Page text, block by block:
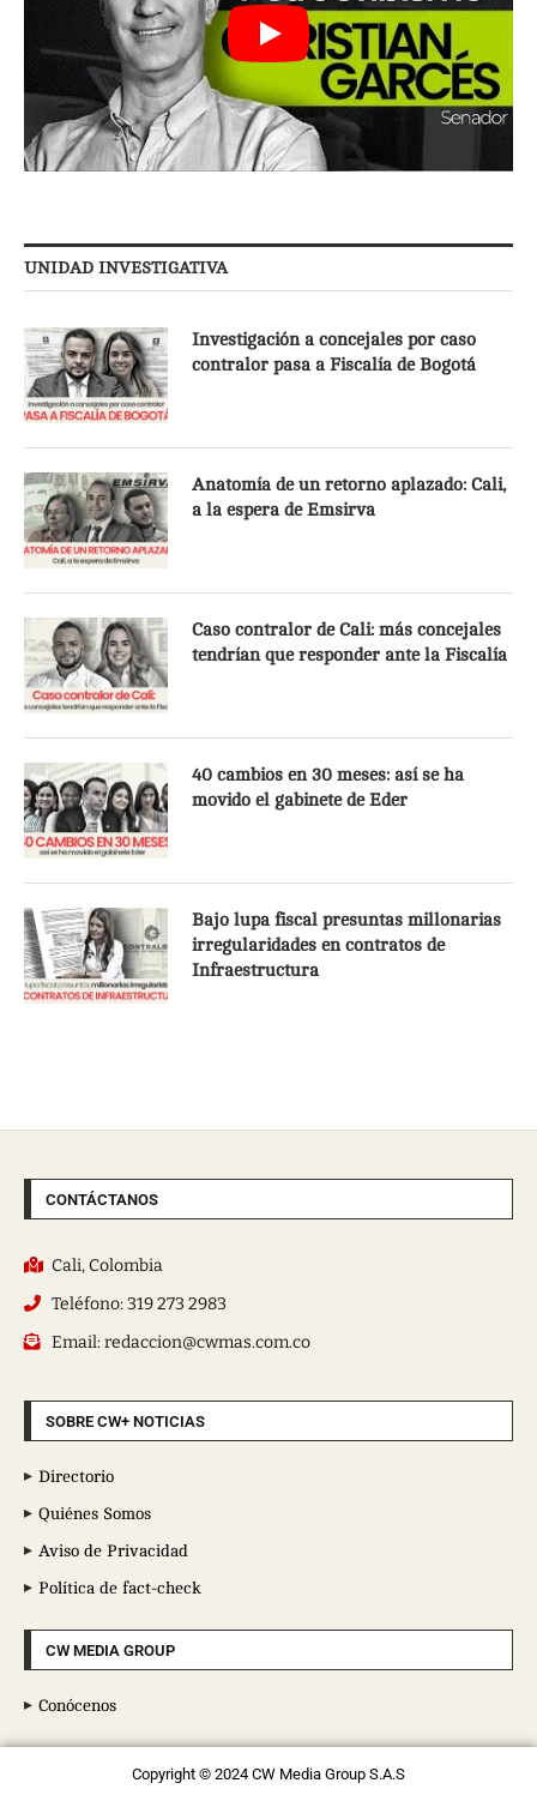
UNIDAD INVESTIGATIVA
Investigación a concejales por caso
contralor pasa a Fiscalía de Bogotá
Anatomía de un retorno aplazado: Cali,
a la espera de Emsirva
Caso contralor de Cali: más concejales
tendrían que responder ante la Fiscalía
40 cambios en 30 meses: así se ha
movido el gabinete de Eder
Bajo lupa fiscal presuntas millonarias
irregularidades en contratos de
Infraestructura
CONTÁCTANOS
Cali, Colombia
Teléfono: 319 273 2983
Email: redaccion@cwmas.com.co
SOBRE CW+ NOTICIAS
Directorio
Quiénes Somos
Aviso de Privacidad
Política de fact-check
CW MEDIA GROUP
Conócenos
Copyright © 2024 CW Media Group S.A.S